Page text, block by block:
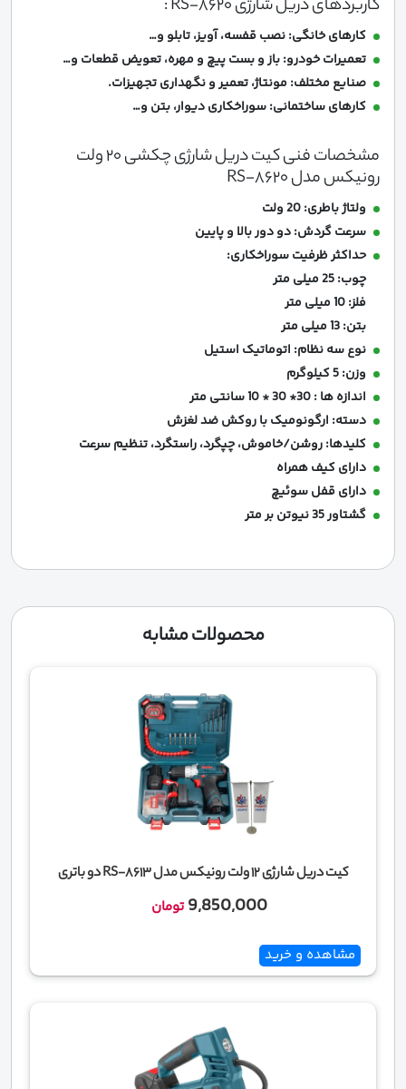
کاربردهای دریل شارژی RS-8620 :
کارهای خانگی: نصب قفسه، آویز، تابلو و…
تعمیرات خودرو: باز و بست پیچ و مهره، تعویض قطعات و…
صنایع مختلف: مونتاژ، تعمیر و نگهداری تجهیزات.
کارهای ساختمانی: سوراخکاری دیوار، بتن و…
مشخصات فنی کیت دریل شارژی چکشی 20 ولت
رونیکس مدل RS-8620
ولتاژ باطری: 20 ولت
سرعت گردش: دو دور بالا و پایین
حداکثر ظرفیت سوراخکاری:
چوب: 25 میلی متر
فلز: 10 میلی متر
بتن: 13 میلی متر
نوع سه نظام: اتوماتیک استیل
وزن: 5 کیلوگرم
اندازه ها : 30* 30 * 10 سانتی متر
دسته: ارگونومیک با روکش ضد لغزش
کلیدها: روشن/خاموش، چپگرد، راستگرد، تنظیم سرعت
دارای کیف همراه
دارای قفل سوئیچ
گشتاور 35 نیوتن بر متر
محصولات مشابه
کیت دریل شارژی 12 ولت رونیکس مدل RS-8613 دو باتری
9,850,000 تومان
مشاهده و خرید